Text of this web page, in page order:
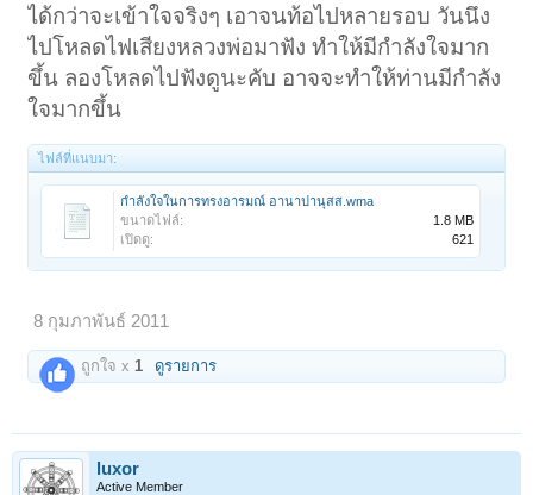
ได้กว่าจะเข้าใจจริงๆ เอาจนท้อไปหลายรอบ วันนึง
ไปโหลดไฟเสียงหลวงพ่อมาฟัง ทำให้มีกำลังใจมาก
ขึ้น ลองโหลดไปฟังดูนะคับ อาจจะทำให้ท่านมีกำลัง
ใจมากขึ้น
ไฟล์ที่แนบมา:
กำลังใจในการทรงอารมณ์ อานาปานุสส.wma
ขนาดไฟล์:
1.8 MB
เปิดดู:
621
8 กุมภาพันธ์ 2011
ถูกใจ x1 ดูรายการ
luxor
Active Member